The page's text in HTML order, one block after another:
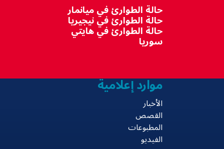
حالة الطوارئ في ميانمار
حالة الطوارئ في نيجيريا
حالة الطوارئ في هايتي
سوريا
موارد إعلامية
الأخبار
القصص
المطبوعات
الفيديو